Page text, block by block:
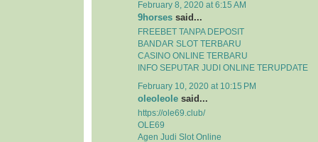
February 8, 2020 at 6:15 AM
9horses said...
FREEBET TANPA DEPOSIT
BANDAR SLOT TERBARU
CASINO ONLINE TERBARU
INFO SEPUTAR JUDI ONLINE TERUPDATE
February 10, 2020 at 10:15 PM
oleoleole said...
https://ole69.club/
OLE69
Agen Judi Slot Online